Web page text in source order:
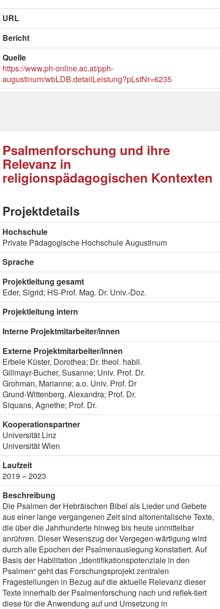
URL
Bericht
Quelle
https://www.ph-online.ac.at/pph-
augustinum/wbLDB.detailLeistung?pLstNr=6235
Psalmenforschung und ihre
Relevanz in
religionspädagogischen Kontexten
Projektdetails
Hochschule
Private Pädagogische Hochschule Augustinum
Sprache
Projektleitung gesamt
Eder, Sigrid; HS-Prof. Mag. Dr. Univ.-Doz.
Projektleitung intern
Interne Projektmitarbeiter/innen
Externe Projektmitarbeiter/innen
Erbele Küster, Dorothea; Dr. theol. habil.
Gillmayr-Bucher, Susanne; Univ. Prof. Dr.
Grohman, Marianne; a.o. Univ. Prof. Dr
Grund-Wittenberg, Alexandra; Prof. Dr.
Siquans, Agnethe; Prof. Dr.
Kooperationspartner
Universität Linz
Universität Wien
Laufzeit
2019 – 2023
Beschreibung
Die Psalmen der Hebräischen Bibel als Lieder und Gebete
aus einer lange vergangenen Zeit sind altorientalische Texte,
die über die Jahrhunderte hinweg bis heute unmittelbar
anrühren. Dieser Wesenszug der Vergegen-wärtigung wird
durch alle Epochen der Psalmenauslegung konstatiert. Auf
Basis der Habilitation „Identifikationspotenziale in den
Psalmen“ geht das Forschungsprojekt zentralen
Fragestellungen in Bezug auf die aktuelle Relevanz dieser
Texte innerhalb der Psalmenforschung nach und reflek-tiert
diese für die Anwendung auf und Umsetzung in